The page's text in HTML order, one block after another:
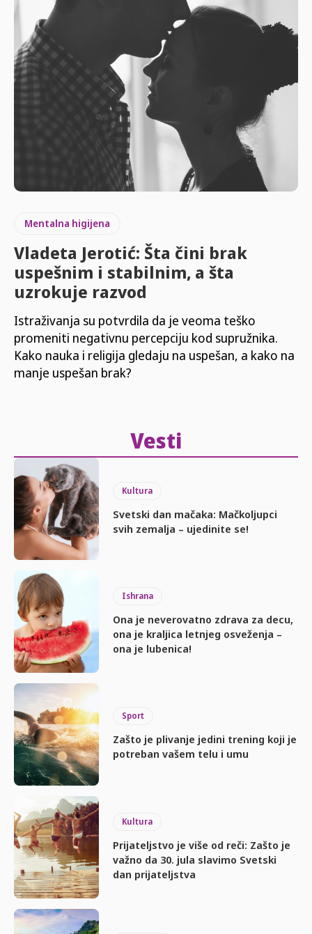
Mentalna higijena
Vladeta Jerotić: Šta čini brak
uspešnim i stabilnim, a šta
uzrokuje razvod
Istraživanja su potvrdila da je veoma teško
promeniti negativnu percepciju kod supružnika.
Kako nauka i religija gledaju na uspešan, a kako na
manje uspešan brak?
Vesti
Kultura
Svetski dan mačaka: Mačkoljupci
svih zemalja – ujedinite se!
Ishrana
Ona je neverovatno zdrava za decu,
ona je kraljica letnjeg osveženja –
ona je lubenica!
Sport
Zašto je plivanje jedini trening koji je
potreban vašem telu i umu
Kultura
Prijateljstvo je više od reči: Zašto je
važno da 30. jula slavimo Svetski
dan prijateljstva